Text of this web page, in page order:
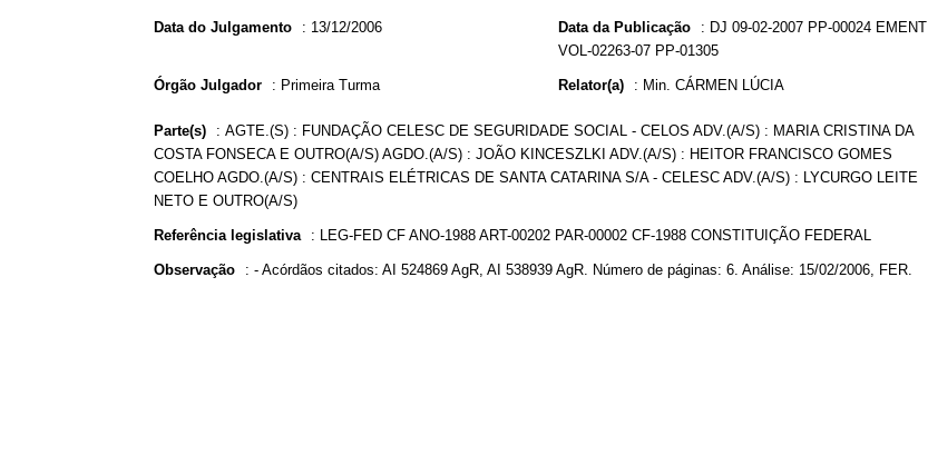
Data do Julgamento : 13/12/2006 Data da Publicação : DJ 09-02-2007 PP-00024 EMENT
VOL-02263-07 PP-01305
Órgão Julgador : Primeira Turma Relator(a) : Min. CÁRMEN LÚCIA
Parte(s) : AGTE.(S) : FUNDAÇÃO CELESC DE SEGURIDADE SOCIAL - CELOS ADV.(A/S) : MARIA CRISTINA DA
COSTA FONSECA E OUTRO(A/S) AGDO.(A/S) : JOÃO KINCESZLKI ADV.(A/S) : HEITOR FRANCISCO GOMES
COELHO AGDO.(A/S) : CENTRAIS ELÉTRICAS DE SANTA CATARINA S/A - CELESC ADV.(A/S) : LYCURGO LEITE
NETO E OUTRO(A/S)
Referência legislativa : LEG-FED CF ANO-1988 ART-00202 PAR-00002 CF-1988 CONSTITUIÇÃO FEDERAL
Observação : - Acórdãos citados: AI 524869 AgR, AI 538939 AgR. Número de páginas: 6. Análise: 15/02/2006, FER.